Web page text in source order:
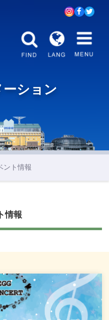
ション
ント情報
情報